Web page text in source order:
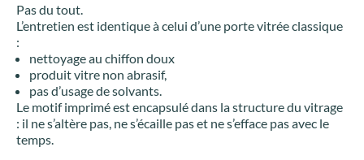
Pas du tout.
L’entretien est identique à celui d’une porte vitrée classique
:
nettoyage au chiffon doux
produit vitre non abrasif,
pas d’usage de solvants.
Le motif imprimé est encapsulé dans la structure du vitrage
: il ne s’altère pas, ne s’écaille pas et ne s’efface pas avec le
temps.